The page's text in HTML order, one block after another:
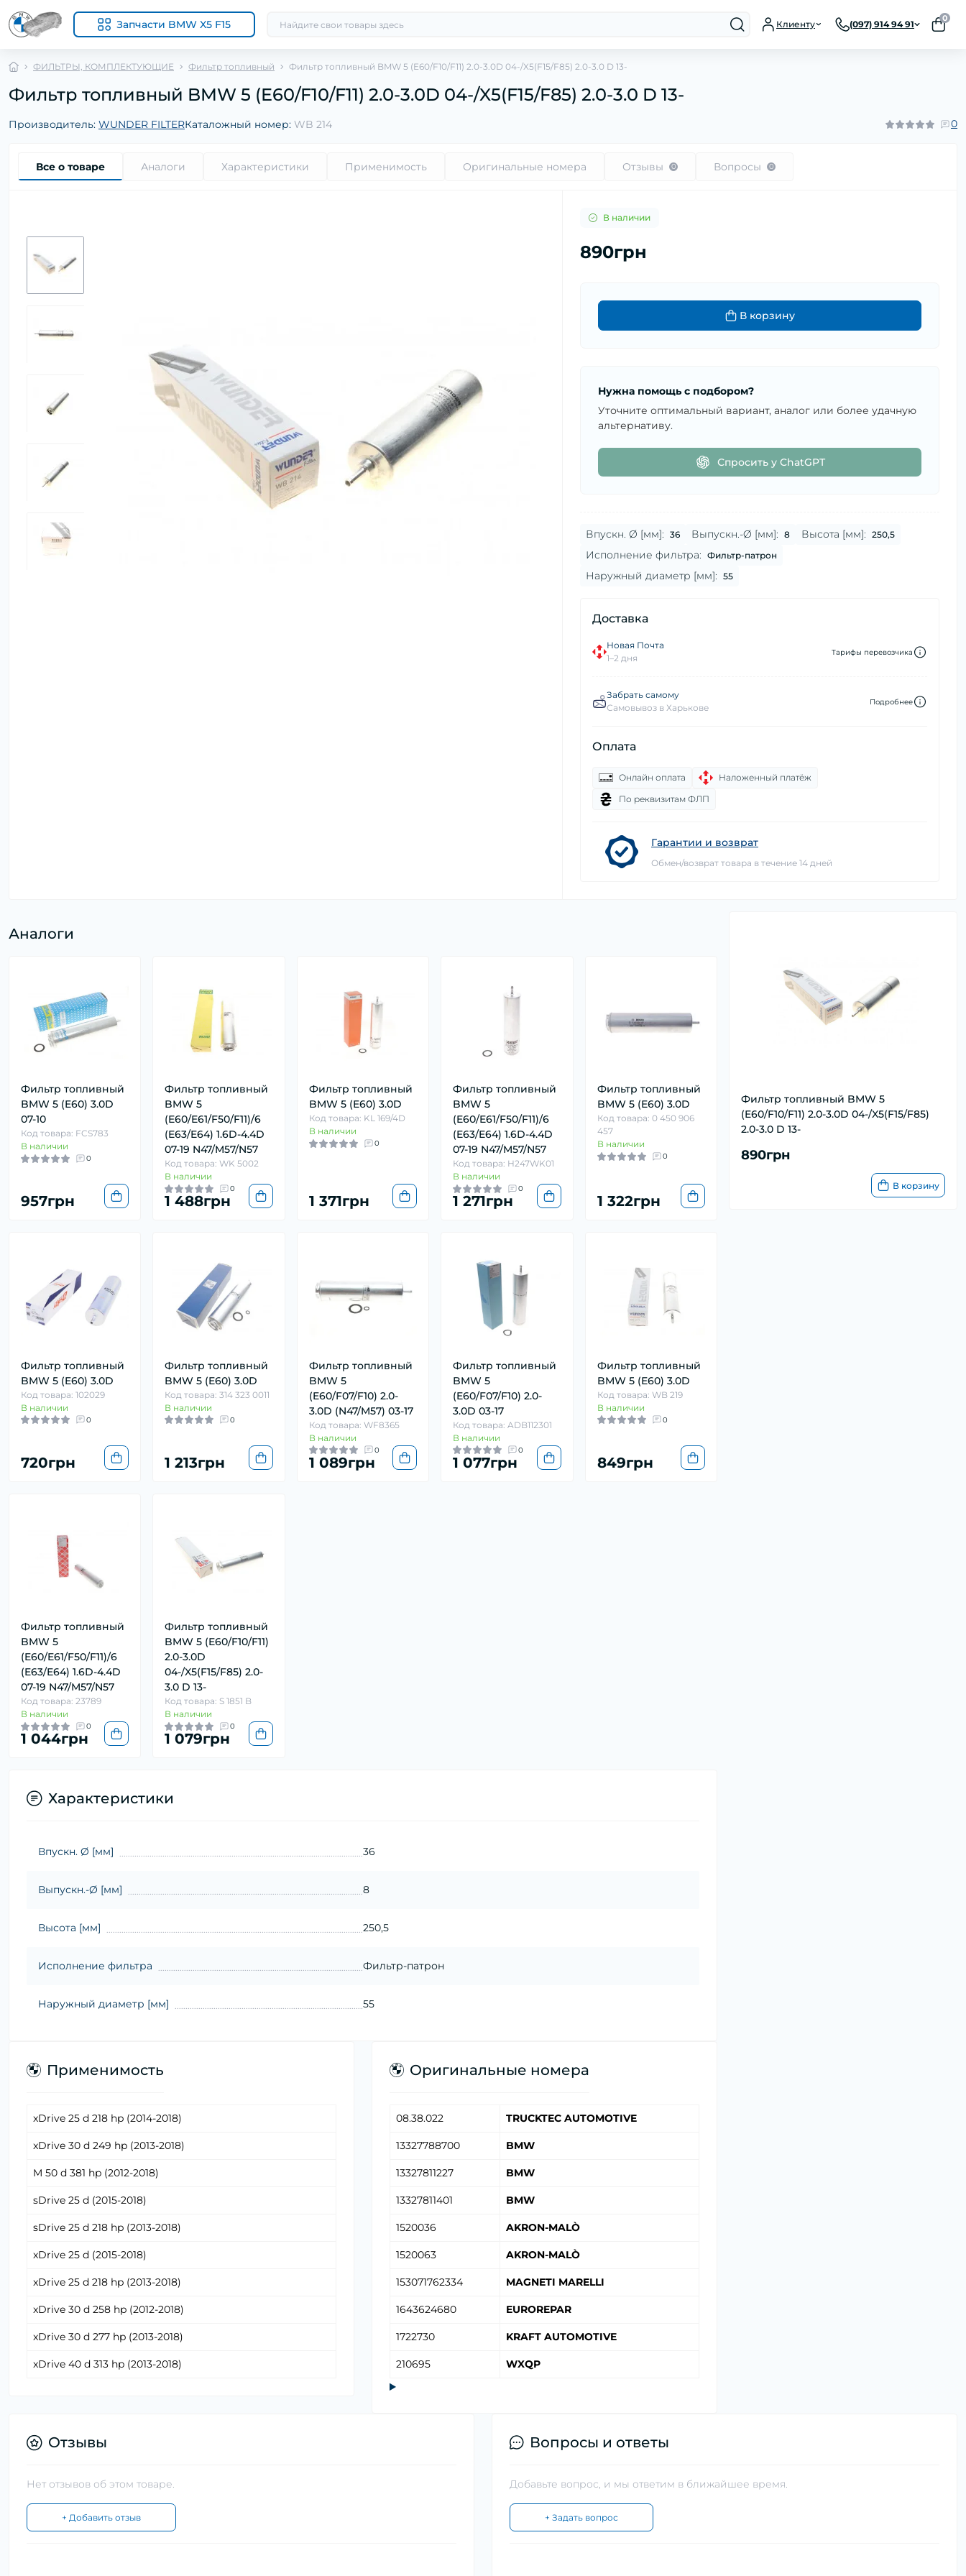
Запчасти BMW X5 F15 Клиенту (097) 914 94 91
0
ФИЛЬТРЫ, КОМПЛЕКТУЮЩИЕ Фильтр топливный Фильтр топливный BMW 5 (E60/F10/F11) 2.0-3.0D 04-/X5(F15/F85) 2.0-3.0 D 13-
Фильтр топливный BMW 5 (E60/F10/F11) 2.0-3.0D 04-/X5(F15/F85) 2.0-3.0 D 13-
Производитель: WUNDER FILTERКаталожный номер: WB 214 0
Все о товаре Аналоги Характеристики Применимость Оригинальные номера Отзывы 0 Вопросы 0
В наличии
890грн
В корзину
Нужна помощь с подбором?
Уточните оптимальный вариант, аналог или более удачную
альтернативу.
Спросить у ChatGPT
Впускн. Ø [мм]: 36 Выпускн.-Ø [мм]: 8 Высота [мм]: 250,5
Исполнение фильтра: Фильтр-патрон
Наружный диаметр [мм]: 55
Доставка
Новая Почта
1–2 дня
Тарифы перевозчика
Забрать самому
Самовывоз в Харькове
Подробнее
Оплата
Онлайн оплата
Наложенный платёж
По реквизитам ФЛП
Гарантии и возврат
Обмен/возврат товара в течение 14 дней
Фильтр топливный BMW 5
(E60/F10/F11) 2.0-3.0D 04-/X5(F15/F85)
2.0-3.0 D 13-
890грн
В корзину
Аналоги
Фильтр топливный
BMW 5 (E60) 3.0D
07-10
Код товара: FCS783
В наличии
0
957грн
Фильтр топливный
BMW 5
(E60/E61/F50/F11)/6
(E63/E64) 1.6D-4.4D
07-19 N47/M57/N57
Код товара: WK 5002
В наличии
0
1 488грн
Фильтр топливный
BMW 5 (E60) 3.0D
Код товара: KL 169/4D
В наличии
0
1 371грн
Фильтр топливный
BMW 5
(E60/E61/F50/F11)/6
(E63/E64) 1.6D-4.4D
07-19 N47/M57/N57
Код товара: H247WK01
В наличии
0
1 271грн
Фильтр топливный
BMW 5 (E60) 3.0D
Код товара: 0 450 906
457
В наличии
0
1 322грн
Фильтр топливный
BMW 5 (E60) 3.0D
Код товара: 102029
В наличии
0
720грн
Фильтр топливный
BMW 5 (E60) 3.0D
Код товара: 314 323 0011
В наличии
0
1 213грн
Фильтр топливный
BMW 5
(E60/F07/F10) 2.0-
3.0D (N47/M57) 03-17
Код товара: WF8365
В наличии
0
1 089грн
Фильтр топливный
BMW 5
(E60/F07/F10) 2.0-
3.0D 03-17
Код товара: ADB112301
В наличии
0
1 077грн
Фильтр топливный
BMW 5 (E60) 3.0D
Код товара: WB 219
В наличии
0
849грн
Фильтр топливный
BMW 5
(E60/E61/F50/F11)/6
(E63/E64) 1.6D-4.4D
07-19 N47/M57/N57
Код товара: 23789
В наличии
0
1 044грн
Фильтр топливный
BMW 5 (E60/F10/F11)
2.0-3.0D
04-/X5(F15/F85) 2.0-
3.0 D 13-
Код товара: S 1851 B
В наличии
0
1 079грн
Характеристики
Впускн. Ø [мм] 36
Выпускн.-Ø [мм] 8
Высота [мм] 250,5
Исполнение фильтра Фильтр-патрон
Наружный диаметр [мм] 55
Применимость
xDrive 25 d 218 hp (2014-2018)
xDrive 30 d 249 hp (2013-2018)
M 50 d 381 hp (2012-2018)
sDrive 25 d (2015-2018)
sDrive 25 d 218 hp (2013-2018)
xDrive 25 d (2015-2018)
xDrive 25 d 218 hp (2013-2018)
xDrive 30 d 258 hp (2012-2018)
xDrive 30 d 277 hp (2013-2018)
xDrive 40 d 313 hp (2013-2018)
Оригинальные номера
08.38.022 TRUCKTEC AUTOMOTIVE
13327788700 BMW
13327811227 BMW
13327811401 BMW
1520036 AKRON-MALÒ
1520063 AKRON-MALÒ
153071762334 MAGNETI MARELLI
1643624680 EUROREPAR
1722730 KRAFT AUTOMOTIVE
210695 WXQP
Отзывы
Нет отзывов об этом товаре.
+ Добавить отзыв
Вопросы и ответы
Добавьте вопрос, и мы ответим в ближайшее время.
+ Задать вопрос